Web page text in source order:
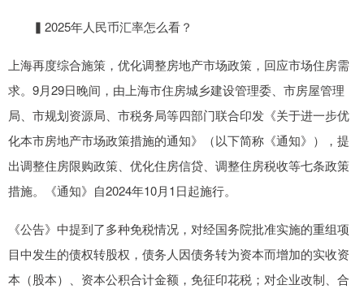
▍2025年人民币汇率怎么看？
上海再度综合施策，优化调整房地产市场政策，回应市场住房需
求。9月29日晚间，由上海市住房城乡建设管理委、市房屋管理
局、市规划资源局、市税务局等四部门联合印发《关于进一步优
化本市房地产市场政策措施的通知》（以下简称《通知》），提
出调整住房限购政策、优化住房信贷、调整住房税收等七条政策
措施。《通知》自2024年10月1日起施行。
《公告》中提到了多种免税情况，对经国务院批准实施的重组项
目中发生的债权转股权，债务人因债务转为资本而增加的实收资
本（股本）、资本公积合计金额，免征印花税；对企业改制、合